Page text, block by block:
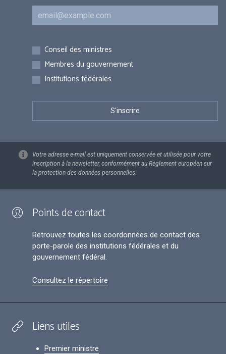
Courriel
Inscriptions
Conseil des ministres
Membres du gouvernement
Institutions fédérales
Votre adresse e-mail est uniquement conservée et utilisée pour votre
inscription à la newsletter, conformément au Règlement européen sur
la protection des données personnelles.
Points de contact
Retrouvez toutes les coordonnées de contact des
porte-parole des institutions fédérales et du
gouvernement fédéral.
Consultez le répertoire
Liens utiles
Premier ministre